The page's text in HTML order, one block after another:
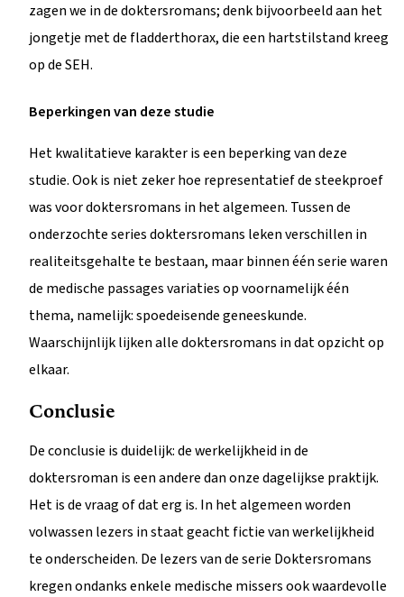
zagen we in de doktersromans; denk bijvoorbeeld aan het
jongetje met de fladderthorax, die een hartstilstand kreeg
op de SEH.
Beperkingen van deze studie
Het kwalitatieve karakter is een beperking van deze
studie. Ook is niet zeker hoe representatief de steekproef
was voor doktersromans in het algemeen. Tussen de
onderzochte series doktersromans leken verschillen in
realiteitsgehalte te bestaan, maar binnen één serie waren
de medische passages variaties op voornamelijk één
thema, namelijk: spoedeisende geneeskunde.
Waarschijnlijk lijken alle doktersromans in dat opzicht op
elkaar.
Conclusie
De conclusie is duidelijk: de werkelijkheid in de
doktersroman is een andere dan onze dagelijkse praktijk.
Het is de vraag of dat erg is. In het algemeen worden
volwassen lezers in staat geacht fictie van werkelijkheid
te onderscheiden. De lezers van de serie Doktersromans
kregen ondanks enkele medische missers ook waardevolle